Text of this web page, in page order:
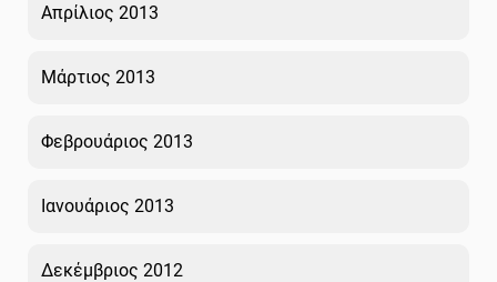
Απρίλιος 2013
Μάρτιος 2013
Φεβρουάριος 2013
Ιανουάριος 2013
Δεκέμβριος 2012